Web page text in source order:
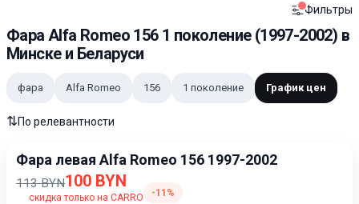
Фильтры
Фара Alfa Romeo 156 1 поколение (1997-2002) в
Минске и Беларуси
фара Alfa Romeo 156 1 поколение График цен
⇅По релевантности
Фара левая Alfa Romeo 156 1997-2002
113 BYN100 BYN
скидка только на CARRO -11%